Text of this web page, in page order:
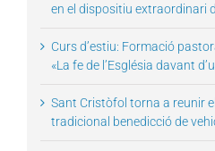
en el dispositiu extraordinari
Curs d’estiu: Formació
«La fe de l’Església davant
Sant Cristòfol torna a reunir
tradicional benedicció de